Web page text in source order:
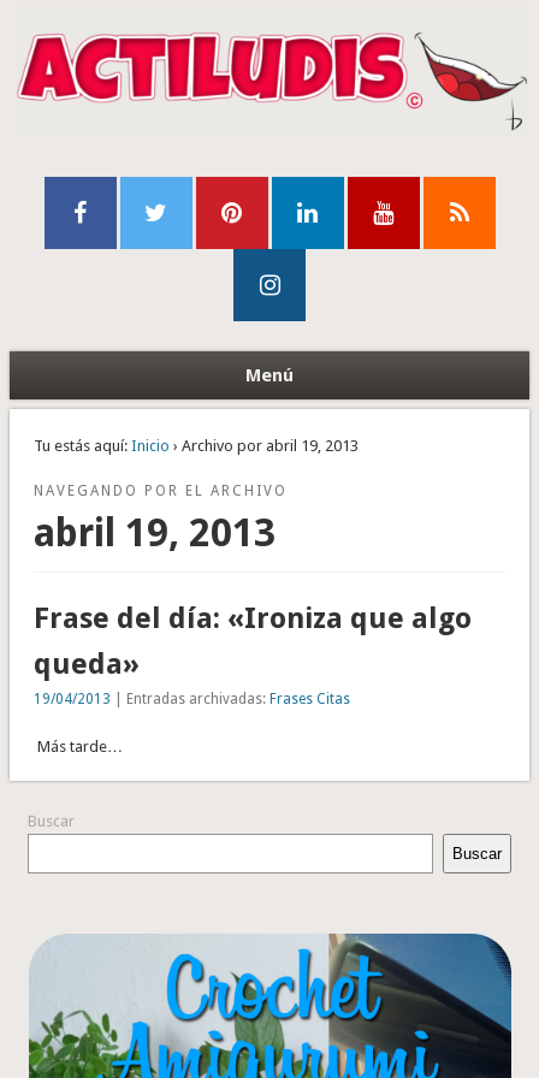
Menú
Tu estás aquí: Inicio › Archivo por abril 19, 2013
NAVEGANDO POR EL ARCHIVO
abril 19, 2013
Frase del día: «Ironiza que algo
queda»
19/04/2013 | Entradas archivadas: Frases Citas
Más tarde…
Buscar
Buscar